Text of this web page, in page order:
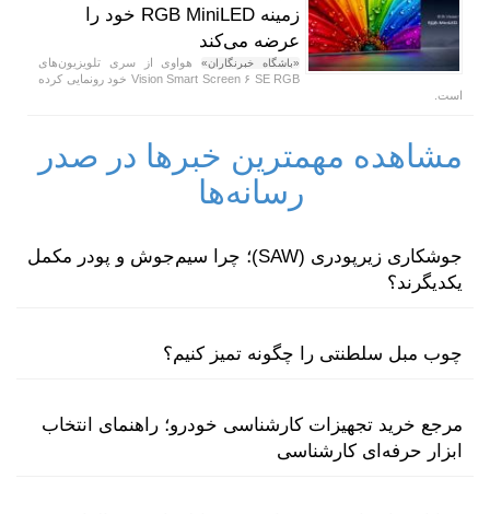
زمینه RGB MiniLED خود را
عرضه می‌کند
«باشگاه خبرنگاران»هواوی از سری تلویزیون‌های
Vision Smart Screen ۶ SE RGB خود رونمایی کرده
است.
مشاهده مهمترین خبرها در صدر
رسانه‌ها
جوشکاری زیرپودری (SAW)؛ چرا سیم‌جوش و پودر مکمل
یکدیگرند؟
چوب مبل سلطنتی را چگونه تمیز کنیم؟
مرجع خرید تجهیزات کارشناسی خودرو؛ راهنمای انتخاب
ابزار حرفه‌ای کارشناسی